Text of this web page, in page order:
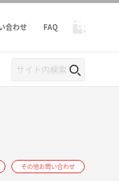
合わせ FAQ
その他お問い合わせ